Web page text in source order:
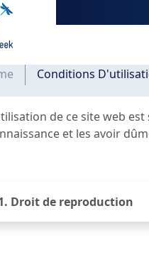
d'Ariane
Conditions
de ce site web
et les avoir
Droit de reproduction